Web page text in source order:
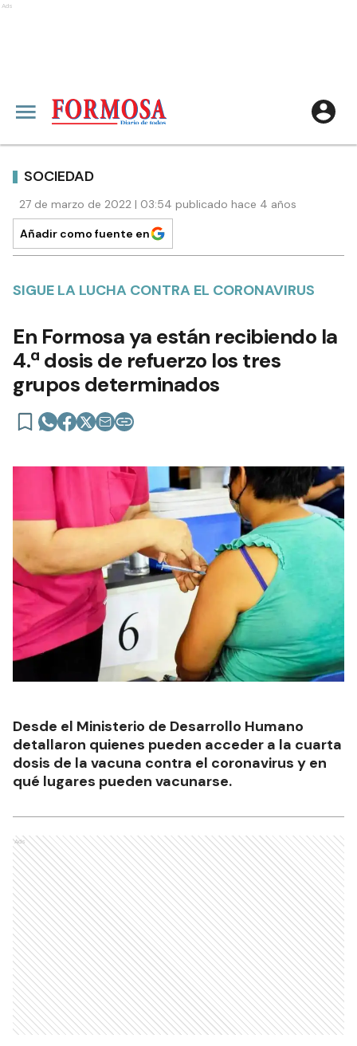
Ads
SOCIEDAD
27 de marzo de 2022 | 03:54 publicado hace 4 años
Añadir como fuente en
SIGUE LA LUCHA CONTRA EL CORONAVIRUS
En Formosa ya están recibiendo la
4.ª dosis de refuerzo los tres
grupos determinados
Desde el Ministerio de Desarrollo Humano
detallaron quienes pueden acceder a la cuarta
dosis de la vacuna contra el coronavirus y en
qué lugares pueden vacunarse.
Ads